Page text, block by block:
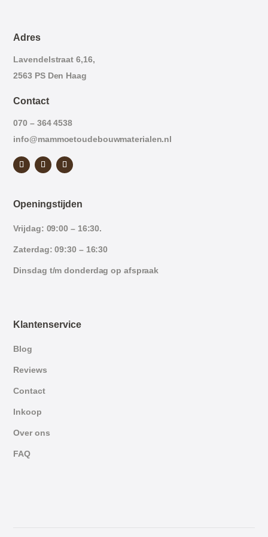
Adres
Lavendelstraat 6,16,
2563 PS Den Haag
Contact
070 – 364 4538
info@mammoetoudebouwmaterialen.nl
Openingstijden
Vrijdag: 09:00 – 16:30.
Zaterdag: 09:30 – 16:30
Dinsdag t/m donderdag op afspraak
Klantenservice
Blog
Reviews
Contact
Inkoop
Over ons
FAQ